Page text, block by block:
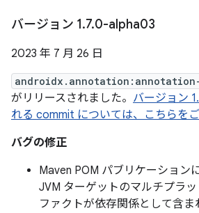
バージョン 1.7.0-alpha03
2023 年 7 月 26 日
がリリースされました。 バージョン
れる commit については、こちらを
バグの修正
Maven POM パブリケーション
JVM ターゲットのマルチプラ
ファクトが依存関係として含